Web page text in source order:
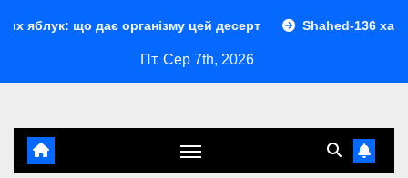
організму цей десерт Shahed-136 характеристики:
Пт. Сер 7th, 2026